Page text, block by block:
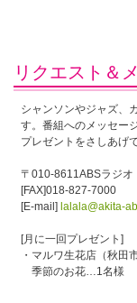
リクエスト＆
シャンソンやジャズ、
す。番組へのメッセー
プレゼントをさしあげ
〒010-8611ABSラジオ
[FAX]018-827-7000
[E-mail]lalala@akita-
[月に一回プレゼント]
・マルワ生花店（秋田
季節のお花…1名様